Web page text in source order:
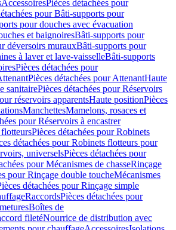
AccessoiresPièces détachées pour
pour Bâti-supports pour
pour douches avec évacuation
et baignoiresBâti-supports pour
déversoirs murauxBâti-supports pour
à laver et lave-vaisselleBâti-supports
Pièces détachées pour
Pièces détachées pour AttenantHaute
sanitairePièces détachées pour Réservoirs
réservoirs apparentsHaute positionPièces
ManchettesMamelons, rosaces et
pour Réservoirs à encastrer
Pièces détachées pour Robinets
détachées pour Robinets flotteurs pour
universelsPièces détachées pour
pour Mécanismes de chasseRinçage
pour Rinçage double toucheMécanismes
détachées pour Rinçage simple
RaccordsPièces détachées pour
Boîtes de
filetéNourrice de distribution avec